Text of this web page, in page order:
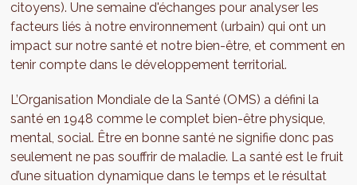
citoyens). Une semaine d'échanges pour analyser les
facteurs liés à notre environnement (urbain) qui ont un
impact sur notre santé et notre bien-être, et comment en
tenir compte dans le développement territorial.
L’Organisation Mondiale de la Santé (OMS) a défini la
santé en 1948 comme le complet bien-être physique,
mental, social. Être en bonne santé ne signifie donc pas
seulement ne pas souffrir de maladie. La santé est le fruit
d’une situation dynamique dans le temps et le résultat